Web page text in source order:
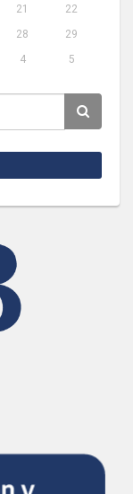
21
22
28
29
4 5